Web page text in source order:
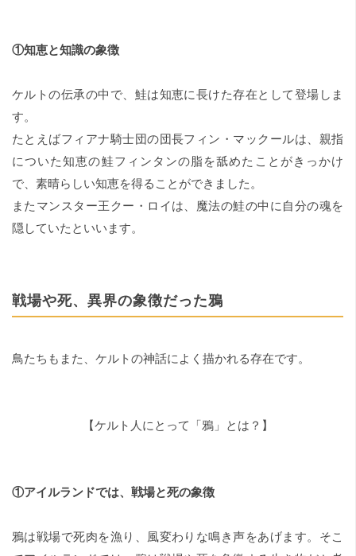
①知恵と知識の象徴
ケルトの伝承の中で、鮭は知恵に長けた存在として登場しま
す。
たとえばフィアナ騎士団の団長フィン・マックールは、親指
についた知恵の鮭フィンタンの脂を舐めたことがきっかけ
で、素晴らしい知恵を得ることができました。
またマンスター王クー・ロイは、魔法の鮭の中に自分の魂を
隠していたといいます。
戦場や死、異界の象徴だった鴉
鳥たちもまた、ケルトの神話によく描かれる存在です。
【ケルト人にとって「鴉」とは？】
①アイルランドでは、戦場と死の象徴
鴉は戦場で死肉を漁り、風変わりな鳴き声をあげます。そこ